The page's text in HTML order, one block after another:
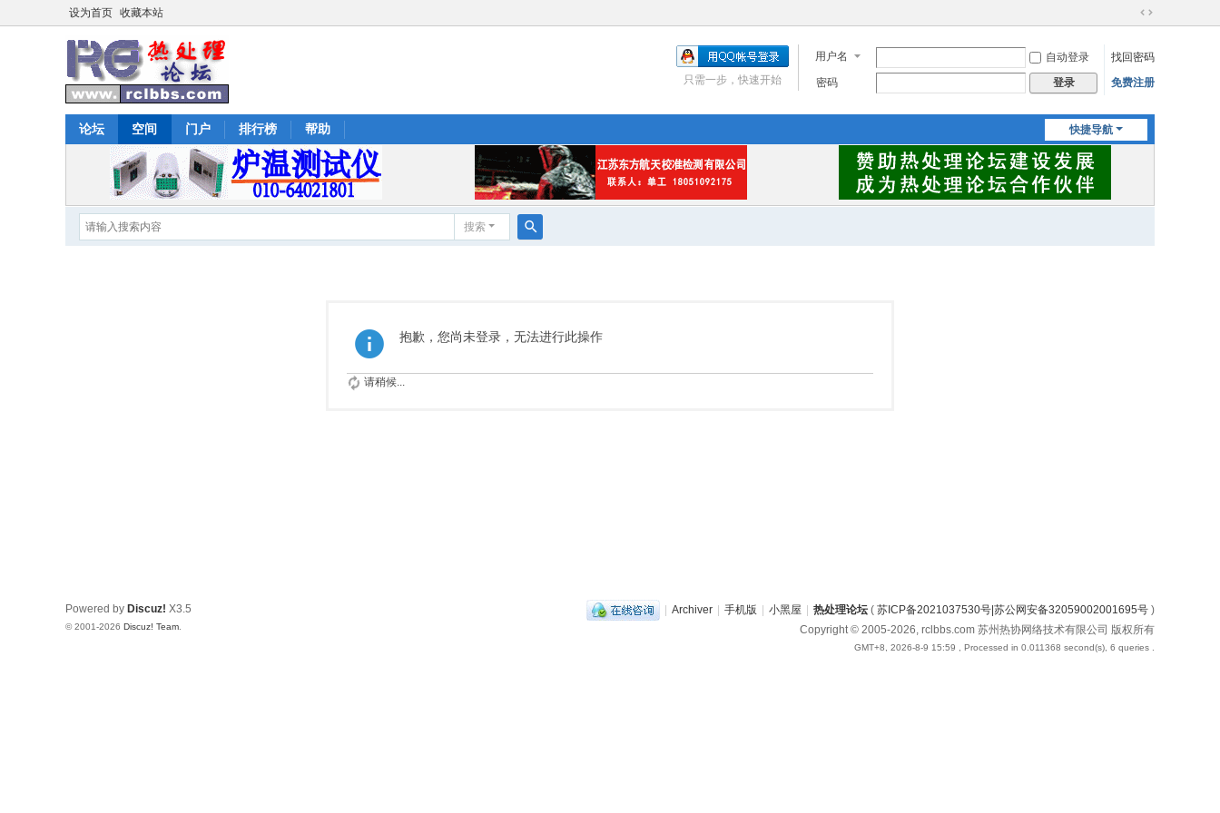
设为首页 收藏本站
切
到
宽
用户名 自动登录
找回密码
密码
登录 免费注册
只需一步，快速开始
快捷导航
论坛 空间 门户 排行榜 帮助
搜索
抱歉，您尚未登录，无法进行此操作
请稍候...
| Archiver | 手机版 | 小黑屋 | 热处理论坛 ( 苏ICP备2021037530号|苏公网安备32059002001695号 )
Copyright © 2005-2026, rclbbs.com 苏州热协网络技术有限公司 版权所有
GMT+8, 2026-8-9 15:59 , Processed in 0.011368 second(s), 6 queries .
Powered by Discuz! X3.5
© 2001-2026 Discuz! Team